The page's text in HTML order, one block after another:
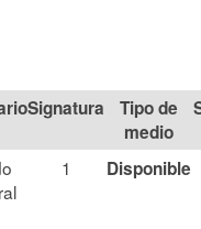
Signatura
Tipo de
medio
1 Disponible